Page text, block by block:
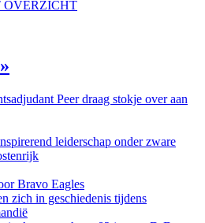
OVERZICHT
Peer draag stokje over aan
leiderschap onder zware
Bravo Eagles
zich in geschiedenis tijdens